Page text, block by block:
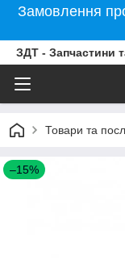
Замовлення
ЗДТ - Запчастини
Товари та
–15%